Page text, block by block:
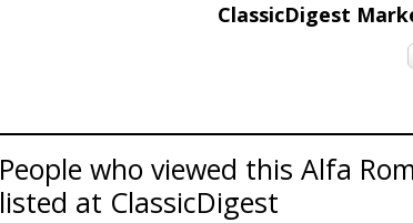
ClassicDigest
People who viewed this Alfa
listed at ClassicDigest